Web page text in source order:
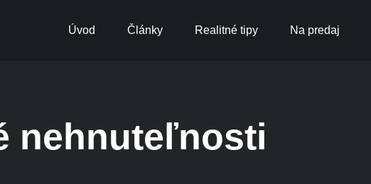
Úvod Články Realitné tipy Na predaj
nehnuteľnosti